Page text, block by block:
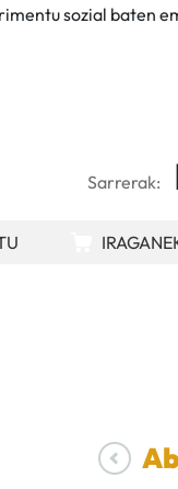
sozial baten
Sarrerak: